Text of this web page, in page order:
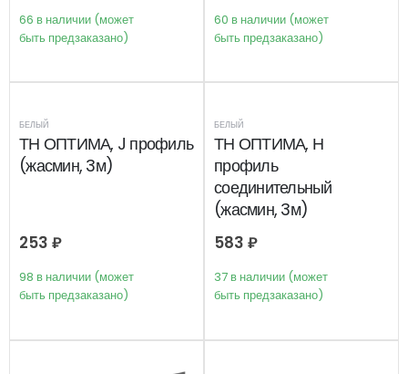
66 в наличии (может
быть предзаказано)
60 в наличии (может
быть предзаказано)
БЕЛЫЙ
ТН ОПТИМА, J профиль
(жасмин, 3м)
253 ₽
98 в наличии (может
быть предзаказано)
БЕЛЫЙ
ТН ОПТИМА, Н
профиль
соединительный
(жасмин, 3м)
583 ₽
37 в наличии (может
быть предзаказано)